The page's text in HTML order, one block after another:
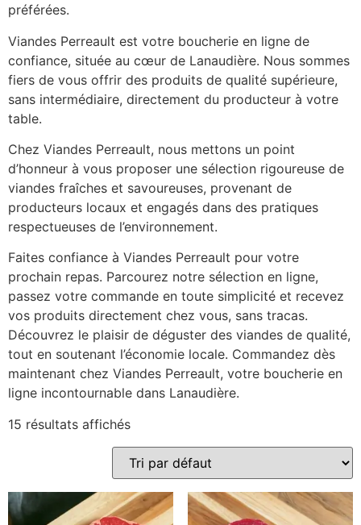
préférées.
Viandes Perreault est votre boucherie en ligne de
confiance, située au cœur de Lanaudière. Nous sommes
fiers de vous offrir des produits de qualité supérieure,
sans intermédiaire, directement du producteur à votre
table.
Chez Viandes Perreault, nous mettons un point
d’honneur à vous proposer une sélection rigoureuse de
viandes fraîches et savoureuses, provenant de
producteurs locaux et engagés dans des pratiques
respectueuses de l’environnement.
Faites confiance à Viandes Perreault pour votre
prochain repas. Parcourez notre sélection en ligne,
passez votre commande en toute simplicité et recevez
vos produits directement chez vous, sans tracas.
Découvrez le plaisir de déguster des viandes de qualité,
tout en soutenant l’économie locale. Commandez dès
maintenant chez Viandes Perreault, votre boucherie en
ligne incontournable dans Lanaudière.
15 résultats affichés